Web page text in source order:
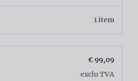
1 item
€ 99,09
exclu TVA